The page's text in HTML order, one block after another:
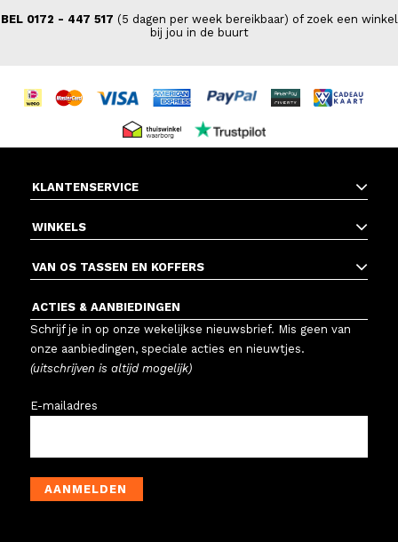
BEL 0172 - 447 517 (5 dagen per week bereikbaar) of zoek een winkel
bij jou in de buurt
KLANTENSERVICE
WINKELS
VAN OS TASSEN EN KOFFERS
ACTIES & AANBIEDINGEN
Schrijf je in op onze wekelijkse nieuwsbrief. Mis geen van
onze aanbiedingen, speciale acties en nieuwtjes.
(uitschrijven is altijd mogelijk)
E-mailadres
AANMELDEN